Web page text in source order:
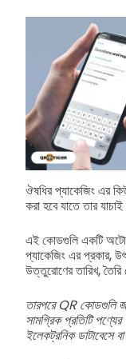
ঔষধির প্যাকেজিং এর
করা হবে যাতে তার
এই কোডগুলি একটি অটোম
প্যাকেজিং এর প্রকার,
উত্তুরোণের তারিখ,
তারপরে QR কোডগুলি
সামগ্রিক প্রতিটি
ইলেকট্রনিক ডাটাবেসে